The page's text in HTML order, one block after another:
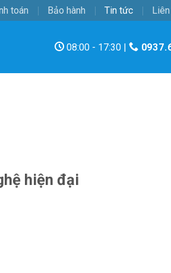
toán Bảo hành Tin tức
08:00 - 17:30 |
hiện đại